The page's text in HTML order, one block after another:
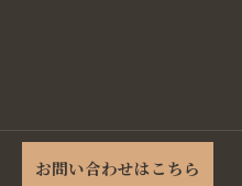
お問い合わせはこちら